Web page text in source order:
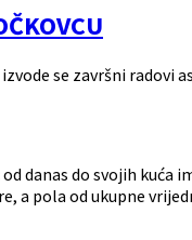
se završni
danas do svojih
a pola od ukupne